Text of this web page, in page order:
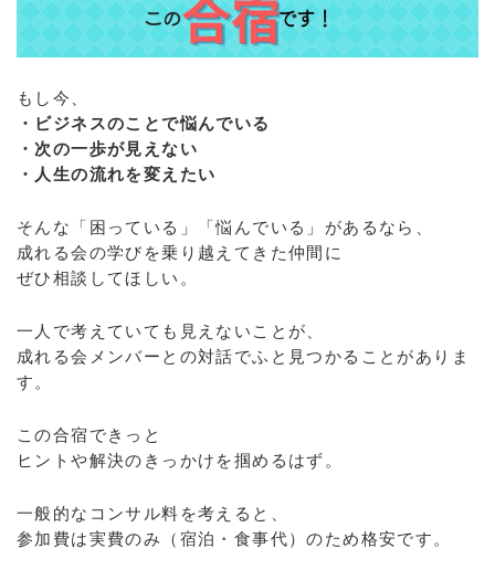
もし今、
・ビジネスのことで悩んでいる
・次の一歩が見えない
・人生の流れを変えたい
そんな「困っている」「悩んでいる」があるなら、
成れる会の学びを乗り越えてきた仲間に
ぜひ相談してほしい。
一人で考えていても見えないことが、
成れる会メンバーとの対話でふと見つかることがありま
す。
この合宿できっと
ヒントや解決のきっかけを掴めるはず。
一般的なコンサル料を考えると、
参加費は実費のみ（宿泊・食事代）のため格安です。